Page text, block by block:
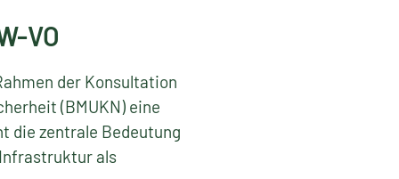
VO
der Konsultation
(BMUKN) eine
die zentrale Bedeutung
als